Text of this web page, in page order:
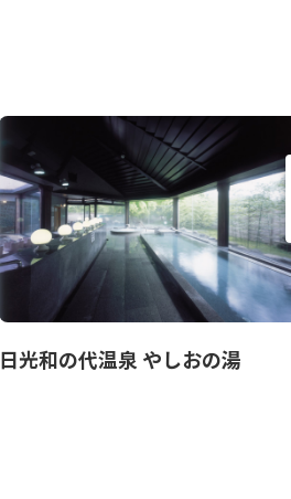
日光和の代温泉 やしおの湯